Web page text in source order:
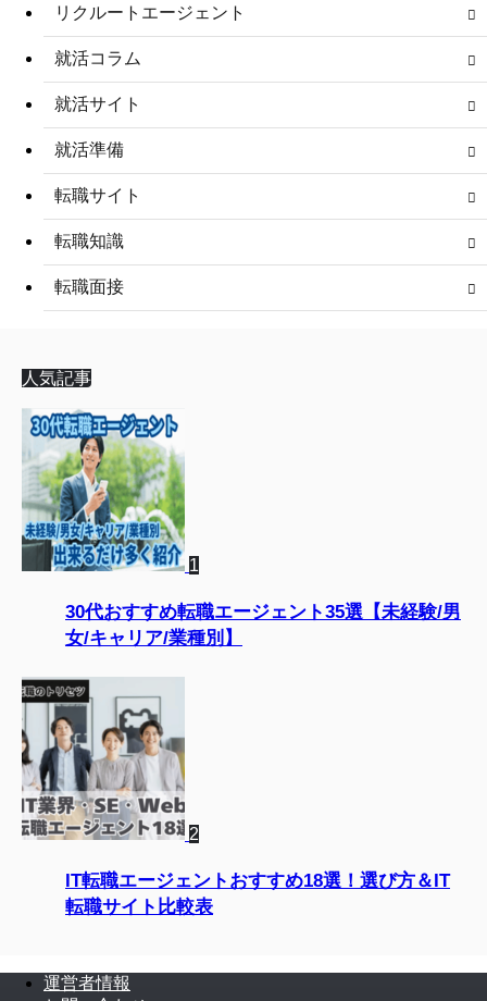
リクルートエージェント
就活コラム
就活サイト
就活準備
転職サイト
転職知識
転職面接
人気記事
1
30代おすすめ転職エージェント35選【未経験/男
女/キャリア/業種別】
2
IT転職エージェントおすすめ18選！選び方＆IT
転職サイト比較表
運営者情報